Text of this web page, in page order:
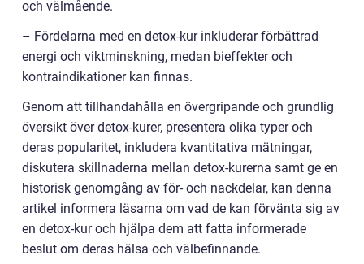
och välmående.
– Fördelarna med en detox-kur inkluderar förbättrad
energi och viktminskning, medan bieffekter och
kontraindikationer kan finnas.
Genom att tillhandahålla en övergripande och grundlig
översikt över detox-kurer, presentera olika typer och
deras popularitet, inkludera kvantitativa mätningar,
diskutera skillnaderna mellan detox-kurerna samt ge en
historisk genomgång av för- och nackdelar, kan denna
artikel informera läsarna om vad de kan förvänta sig av
en detox-kur och hjälpa dem att fatta informerade
beslut om deras hälsa och välbefinnande.